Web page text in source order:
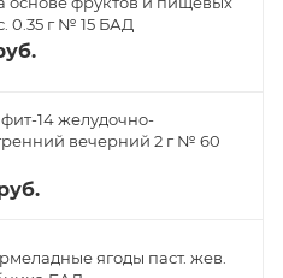
0.35 г № 15 БАД
14 желудочно-
вечерний 2 г № 60
ягоды паст. жев.